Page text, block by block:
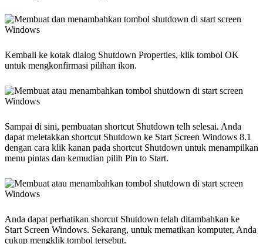
Kembali ke kotak dialog Shutdown Properties, klik tombol OK
untuk mengkonfirmasi pilihan ikon.
Sampai di sini, pembuatan shortcut Shutdown telh selesai. Anda
dapat meletakkan shortcut Shutdown ke Start Screen Windows 8.1
dengan cara klik kanan pada shortcut Shutdown untuk menampilkan
menu pintas dan kemudian pilih Pin to Start.
Anda dapat perhatikan shorcut Shutdown telah ditambahkan ke
Start Screen Windows. Sekarang, untuk mematikan komputer, Anda
cukup mengklik tombol tersebut.